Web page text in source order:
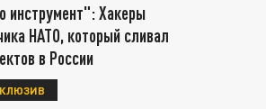
инструмент": Хакеры
НАТО, который сливал
в России